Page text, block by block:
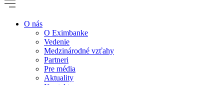
O nás
O Eximbanke
Vedenie
Medzinárodné vzťahy
Partneri
Pre média
Aktuality